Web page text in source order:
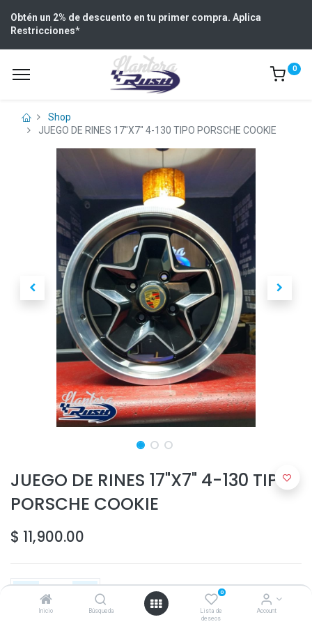
Inicio Búsqueda
0
Lista de
deseos
Account
Obtén un 2% de descuento en tu primer compra. Aplica
Restricciones*
0
Shop
JUEGO DE RINES 17"X7" 4-130 TIPO PORSCHE COOKIE
JUEGO DE RINES 17"X7" 4-130 TIPO
PORSCHE COOKIE
$ 11,900.00